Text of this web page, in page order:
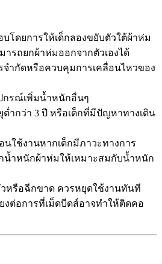
โดยการให้เด็กลองขยับตัวใต้ผ้าห่ม
ารถยกผ้าห่มออกจากตัวเองได้
ำกัดหรือควบคุมการเคลื่อนไหวของ
กรณ์เพิ่มน้ำหนักอื่นๆ
ต่ำกว่า 3 ปี หรือเด็กที่มีปัญหาทางเดิน
ใช้งานหากเด็กมีภาวะทางการ
น้ำหนักผ้าห่มให้เหมาะสมกับน้ำหนัก
หรือฉีกขาด ควรหยุดใช้งานทันที
งต่อการที่เม็ดบีดส์อาจทำให้ติดคอ